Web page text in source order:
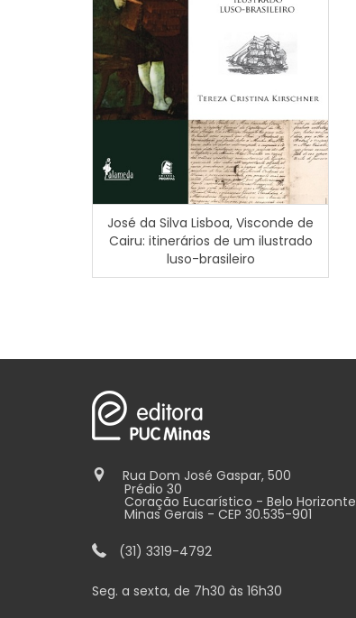
José da Silva Lisboa, Visconde de
Cairu: itinerários de um ilustrado
luso-brasileiro
Rua Dom José Gaspar, 500
Prédio 30
Coração Eucarístico - Belo Horizonte
Minas Gerais - CEP 30.535-901
(31) 3319-4792
Seg. a sexta, de 7h30 às 16h30